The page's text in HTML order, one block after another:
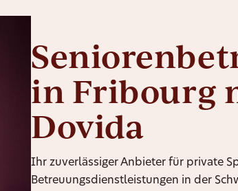
in Fribourg
Dovida
Ihr zuverlässiger Anbieter für private
Betreuungsdienstleistungen in der